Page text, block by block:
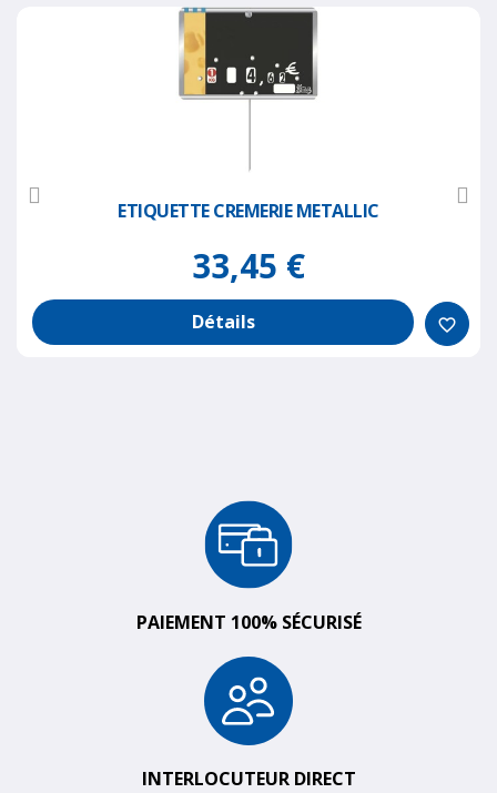
ETIQUETTE CREMERIE METALLIC
33,45 €
Détails favorite_border
PAIEMENT 100% SÉCURISÉ
INTERLOCUTEUR DIRECT